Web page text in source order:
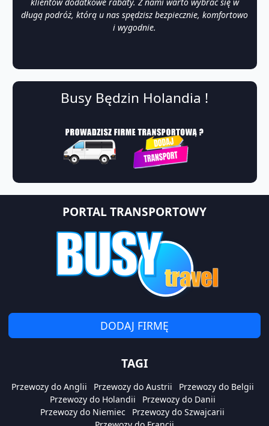
długą podróż, którą u nas spędzisz bezpiecznie, komfortowo
i wygodnie.
Busy Będzin Holandia !
PORTAL TRANSPORTOWY
DODAJ FIRMĘ
TAGI
Przewozy do Anglii Przewozy do Austrii
Przewozy do Belgii
Przewozy do Holandii
Przewozy do Danii
Przewozy do Niemiec
Przewozy do Szwajcarii